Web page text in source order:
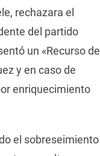
rechazara el
del partido
un «Recurso de
y en caso de
enriquecimiento
el sobreseimiento